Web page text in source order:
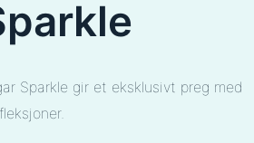
Sparkle gir et eksklusivt preg med